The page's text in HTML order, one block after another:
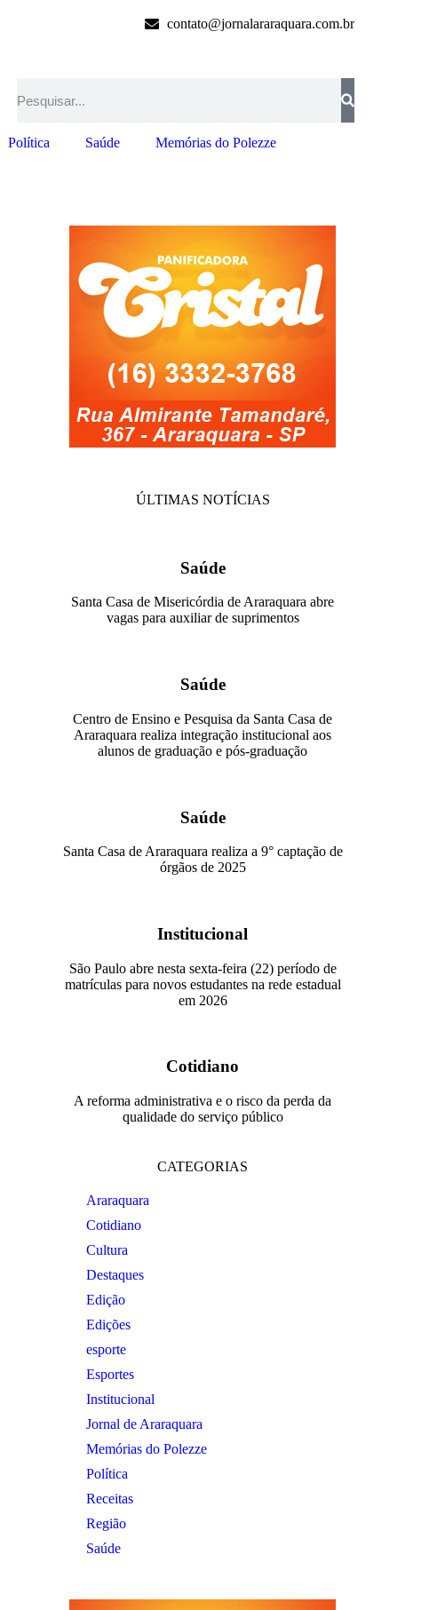
contato@jornalararaquara.com.br
Política Saúde Memórias do Polezze
ÚLTIMAS NOTÍCIAS
Saúde
Santa Casa de Misericórdia de Araraquara abre
vagas para auxiliar de suprimentos
Saúde
Centro de Ensino e Pesquisa da Santa Casa de
Araraquara realiza integração institucional aos
alunos de graduação e pós-graduação
Saúde
Santa Casa de Araraquara realiza a 9° captação de
órgãos de 2025
Institucional
São Paulo abre nesta sexta-feira (22) período de
matrículas para novos estudantes na rede estadual
em 2026
Cotidiano
A reforma administrativa e o risco da perda da
qualidade do serviço público
CATEGORIAS
Araraquara
Cotidiano
Cultura
Destaques
Edição
Edições
esporte
Esportes
Institucional
Jornal de Araraquara
Memórias do Polezze
Política
Receitas
Região
Saúde